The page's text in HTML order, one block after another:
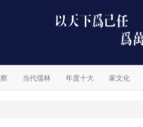
当代儒林 年度十大 家文化